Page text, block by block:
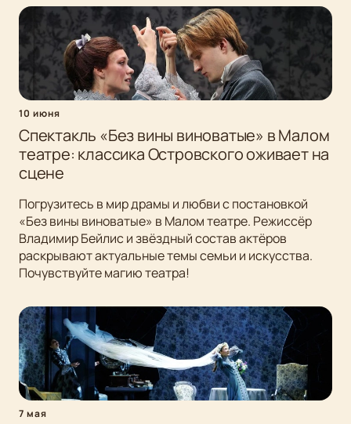
10 июня
Спектакль «Без вины виноватые» в Малом
театре: классика Островского оживает на
сцене
Погрузитесь в мир драмы и любви с постановкой
«Без вины виноватые» в Малом театре. Режиссёр
Владимир Бейлис и звёздный состав актёров
раскрывают актуальные темы семьи и искусства.
Почувствуйте магию театра!
7 мая